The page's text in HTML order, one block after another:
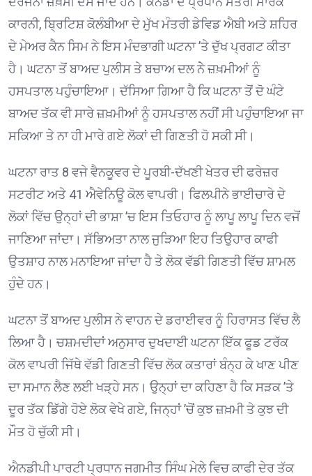
ਕਾਰਨੀ, ਬ੍ਰਿਟਿਸ਼ ਕੋਲੰਬੀਆ ਦੇ ਮੁੱਖ ਮੰਤਰੀ ਡੇਵਿਡ ਐਬੀ ਅਤੇ ਸ਼ਹਿਰ
ਦੇ ਮੇਅਰ ਕੈਨ ਸਿਮ ਨੇ ਇਸ ਮੰਦਭਾਗੀ ਘਟਨਾ ’ਤੇ ਦੁੱਖ ਪ੍ਰਗਟ ਕੀਤਾ
ਹੈ। ਘਟਨਾ ਤੋਂ ਬਾਅਦ ਪੁਲੀਸ ਤੇ ਬਚਾਅ ਦਲ ਨੇੇ ਜ਼ਖ਼ਮੀਆਂ ਨੂੰ
ਹਸਪਤਾਲ ਪਹੁੰਚਾਇਆ। ਦੱਸਿਆ ਗਿਆ ਹੈ ਕਿ ਘਟਨਾ ਤੋਂ ਦੋ ਘੰਟੇ
ਬਾਅਦ ਤੱਕ ਵੀ ਸਾਰੇ ਜ਼ਖ਼ਮੀਆਂ ਨੂੰ ਹਸਪਤਾਲ ਨਹੀਂ ਸੀ ਪਹੁੰਚਾਇਆ ਜਾ
ਸਕਿਆ ਤੇ ਨਾ ਹੀ ਮਾਰੇ ਗਏ ਲੋਕਾਂ ਦੀ ਗਿਣਤੀ ਹੋ ਸਕੀ ਸੀ।
ਘਟਨਾ ਰਾਤ 8 ਵਜੇ ਵੈਨਕੂਵਰ ਦੇ ਪੂਰਬੀ-ਦੱਖਣੀ ਖੇਤਰ ਦੀ ਫਰੇਜ਼ਰ
ਸਟਰੀਟ ਅਤੇ 41 ਐਵੇਨਿਊ ਕੋਲ ਵਾਪਰੀ। ਫਿਲਪੀਨੇ ਭਾਈਚਾਰੇ ਦੇ
ਲੋਕਾਂ ਵਿੱਚ ਉਨ੍ਹਾਂ ਦੀ ਭਾਸ਼ਾ ’ਚ ਇਸ ਤਿਓਹਾਰ ਨੂੰ ਲਾਪੂ ਲਾਪੂ ਦਿਨ ਵਜੋਂ
ਜਾਣਿਆ ਜਾਂਦਾ। ਸੱਭਿਅਤਾ ਨਾਲ ਜੁੜਿਆ ਇਹ ਤਿਉਹਾਰ ਕਾਫੀ
ਉਤਸ਼ਾਹ ਨਾਲ ਮਨਾਇਆ ਜਾਂਦਾ ਹੈ ਤੇ ਲੋਕ ਵੱਡੀ ਗਿਣਤੀ ਵਿੱਚ ਸ਼ਾਮਲ
ਹੁੰਦੇ ਹਨ।
ਘਟਨਾ ਤੋਂ ਬਾਅਦ ਪੁਲੀਸ ਨੇ ਵਾਹਨ ਦੇ ਡਰਾਈਵਰ ਨੂੰ ਹਿਰਾਸਤ ਵਿੱਚ ਲੈ
ਲਿਆ ਹੈ। ਚਸ਼ਮਦੀਦਾਂ ਅਨੁਸਾਰ ਦੁਖਦਾਈ ਘਟਨਾ ਇੱਕ ਫੂਡ ਟਰੱਕ
ਕੋਲ ਵਾਪਰੀ ਜਿੱਥੇ ਵੱਡੀ ਗਿਣਤੀ ਵਿੱਚ ਲੋਕ ਕਤਾਰਾਂ ਬੰਨ੍ਹ ਕੇ ਖਾਣ ਪੀਣ
ਦਾ ਸਮਾਨ ਲੈਣ ਲਈ ਖੜ੍ਹੇ ਸਨ। ਉਨ੍ਹਾਂ ਦਾ ਕਹਿਣਾ ਹੈ ਕਿ ਸੜਕ ’ਤੇ
ਦੂਰ ਤੱਕ ਡਿੱਗੇ ਹੋਏ ਲੋਕ ਵੇਖੇ ਗਏ, ਜਿਨ੍ਹਾਂ ’ਚੋਂ ਕੁਝ ਜ਼ਖ਼ਮੀ ਤੇ ਕੁਝ ਦੀ
ਮੌਤ ਹੋ ਚੁੱਕੀ ਸੀ।
ਐਨਡੀਪੀ ਪਾਰਟੀ ਪ੍ਰਧਾਨ ਜਗਮੀਤ ਸਿੰਘ ਮੇਲੇ ਵਿਚ ਕਾਫੀ ਦੇਰ ਤੱਕ